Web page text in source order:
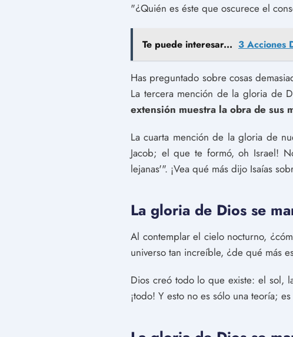
"¿Quién es éste que oscurece el
Te puede interesar... 3 Acciones
Has preguntado sobre cosas
La tercera mención de la gloria de
extensión muestra la obra de sus
La cuarta mención de la gloria de
Jacob; el que te formó, oh Israel!
lejanas'". ¡Vea qué más dijo Isaías
La gloria de Dios se
Al contemplar el cielo nocturno,
universo tan increíble, ¿de qué más
Dios creó todo lo que existe: el sol,
¡todo! Y esto no es sólo una teoría;